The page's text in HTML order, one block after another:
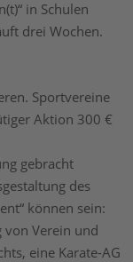
in Schulen
drei Wochen.
Sportvereine
Aktion 300 €
gebracht
des
können sein:
von Verein und
eine Karate-AG